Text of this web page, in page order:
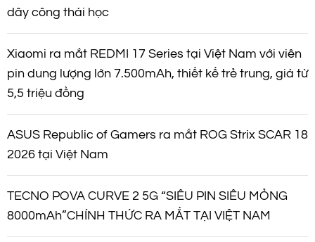
dây công thái học
Xiaomi ra mắt REDMI 17 Series tại Việt Nam với viên
pin dung lượng lớn 7.500mAh, thiết kế trẻ trung, giá từ
5,5 triệu đồng
ASUS Republic of Gamers ra mắt ROG Strix SCAR 18
2026 tại Việt Nam
TECNO POVA CURVE 2 5G “SIÊU PIN SIÊU MỎNG
8000mAh”CHÍNH THỨC RA MẮT TẠI VIỆT NAM